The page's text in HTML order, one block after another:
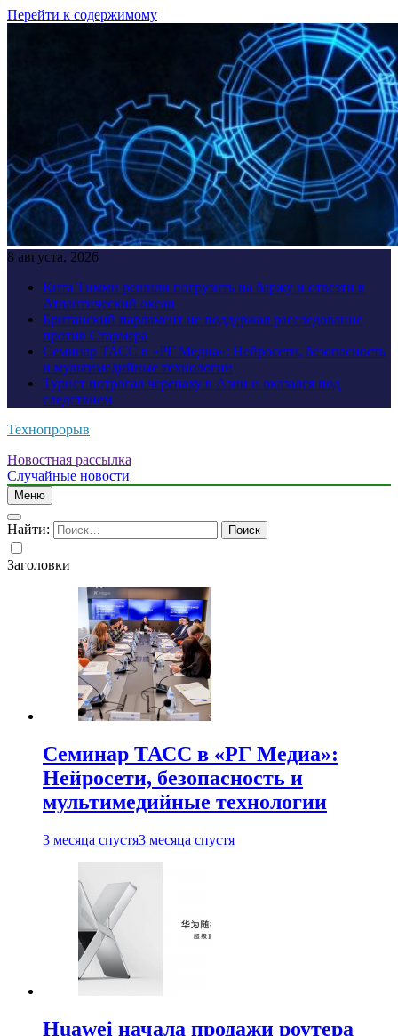
Перейти к содержимому
8 августа, 2026
Кита Тимми решили погрузить на баржу и отвезти в
Атлантический океан
Британский парламент не поддержал расследование
против Стармера
Семинар ТАСС в «РГ Медиа»: Нейросети, безопасность
и мультимедийные технологии
Турист потрогал черепаху в Азии и оказался под
следствием
Технопрорыв
Новостная рассылка
Случайные новости
Меню
Найти:
Заголовки
Семинар ТАСС в «РГ Медиа»:
Нейросети, безопасность и
мультимедийные технологии
3 месяца спустя3 месяца спустя
Huawei начала продажи роутера